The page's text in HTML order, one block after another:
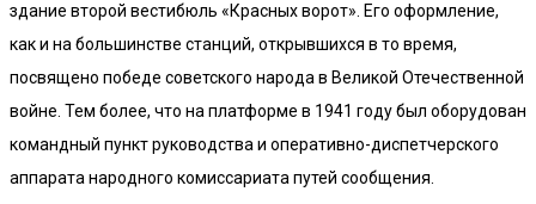
здание второй вестибюль «Красных ворот». Его оформление,
как и на большинстве станций, открывшихся в то время,
посвящено победе советского народа в Великой Отечественной
войне. Тем более, что на платформе в 1941 году был оборудован
командный пункт руководства и оперативно-диспетчерского
аппарата народного комиссариата путей сообщения.